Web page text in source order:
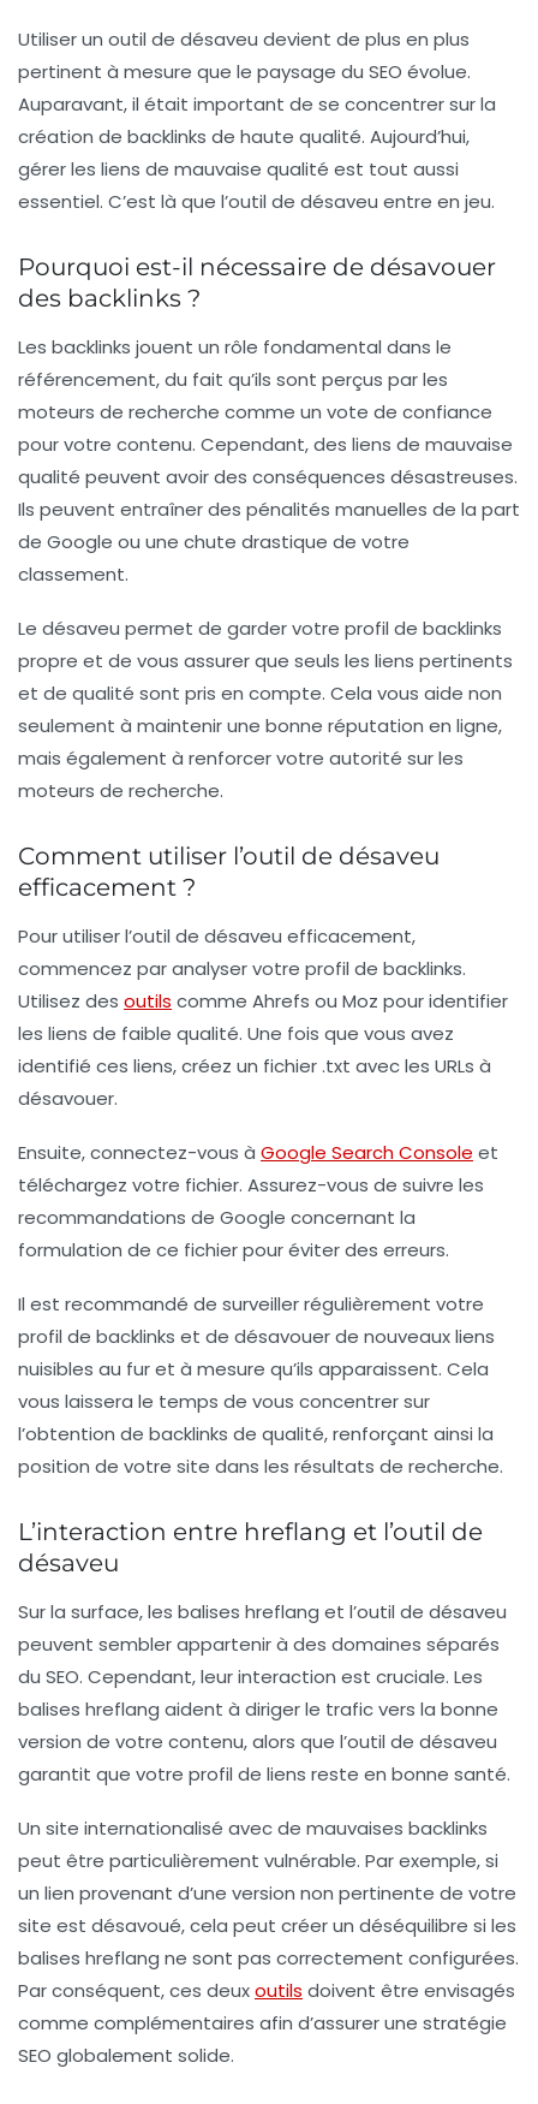
Utiliser un outil de désaveu devient de plus en plus
pertinent à mesure que le paysage du SEO évolue.
Auparavant, il était important de se concentrer sur la
création de backlinks de haute qualité. Aujourd’hui,
gérer les liens de mauvaise qualité est tout aussi
essentiel. C’est là que l’outil de désaveu entre en jeu.
Pourquoi est-il nécessaire de désavouer
des backlinks ?
Les backlinks jouent un rôle fondamental dans le
référencement, du fait qu’ils sont perçus par les
moteurs de recherche comme un vote de confiance
pour votre contenu. Cependant, des liens de mauvaise
qualité peuvent avoir des conséquences désastreuses.
Ils peuvent entraîner des pénalités manuelles de la part
de Google ou une chute drastique de votre
classement.
Le désaveu permet de garder votre profil de backlinks
propre et de vous assurer que seuls les liens pertinents
et de qualité sont pris en compte. Cela vous aide non
seulement à maintenir une bonne réputation en ligne,
mais également à renforcer votre autorité sur les
moteurs de recherche.
Comment utiliser l’outil de désaveu
efficacement ?
Pour utiliser l’outil de désaveu efficacement,
commencez par analyser votre profil de backlinks.
Utilisez des outils comme Ahrefs ou Moz pour identifier
les liens de faible qualité. Une fois que vous avez
identifié ces liens, créez un fichier .txt avec les URLs à
désavouer.
Ensuite, connectez-vous à Google Search Console et
téléchargez votre fichier. Assurez-vous de suivre les
recommandations de Google concernant la
formulation de ce fichier pour éviter des erreurs.
Il est recommandé de surveiller régulièrement votre
profil de backlinks et de désavouer de nouveaux liens
nuisibles au fur et à mesure qu’ils apparaissent. Cela
vous laissera le temps de vous concentrer sur
l’obtention de backlinks de qualité, renforçant ainsi la
position de votre site dans les résultats de recherche.
L’interaction entre hreflang et l’outil de
désaveu
Sur la surface, les balises hreflang et l’outil de désaveu
peuvent sembler appartenir à des domaines séparés
du SEO. Cependant, leur interaction est cruciale. Les
balises hreflang aident à diriger le trafic vers la bonne
version de votre contenu, alors que l’outil de désaveu
garantit que votre profil de liens reste en bonne santé.
Un site internationalisé avec de mauvaises backlinks
peut être particulièrement vulnérable. Par exemple, si
un lien provenant d’une version non pertinente de votre
site est désavoué, cela peut créer un déséquilibre si les
balises hreflang ne sont pas correctement configurées.
Par conséquent, ces deuxoutils doivent être envisagés
comme complémentaires afin d’assurer une stratégie
SEO globalement solide.